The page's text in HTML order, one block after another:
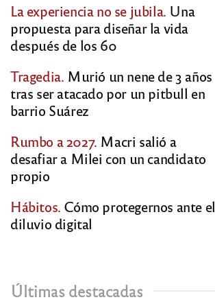
La experiencia no se jubila. Una
propuesta para diseñar la vida
después de los 60
Tragedia. Murió un nene de 3 años
tras ser atacado por un pitbull en
barrio Suárez
Rumbo a 2027. Macri salió a
desafiar a Milei con un candidato
propio
Hábitos. Cómo protegernos ante el
diluvio digital
Últimas destacadas